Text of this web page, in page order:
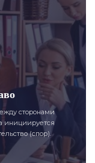
сторонами
инициируется
(спор).